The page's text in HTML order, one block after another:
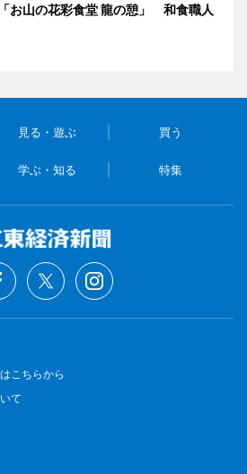
お山の花彩食堂 龍の憩」 和食職人
見る・遊ぶ 買う
学ぶ・知る 特集
こちらから
て